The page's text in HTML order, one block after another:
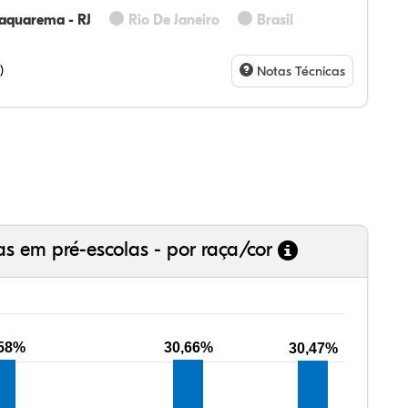
- RJ Rio De Janeiro Brasil
Notas Técnicas
em pré-escolas - por raça/cor
30,66% 30,47%